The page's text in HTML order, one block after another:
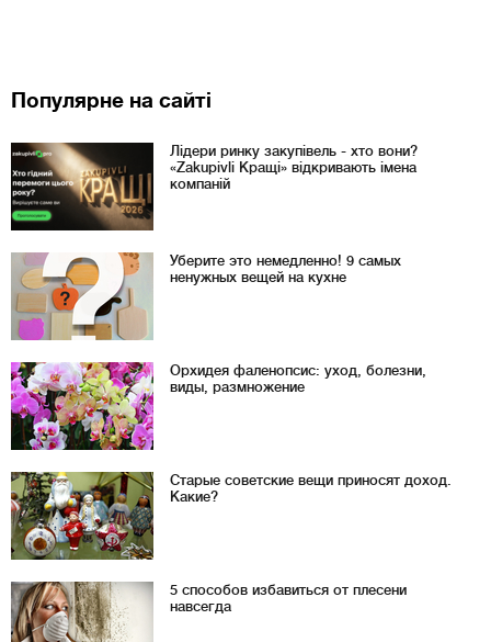
Популярне на сайті
Лідери ринку закупівель - хто вони?
«Zakupivli Кращі» відкривають імена
компаній
Уберите это немедленно! 9 самых
ненужных вещей на кухне
Орхидея фаленопсис: уход, болезни,
виды, размножение
Старые советские вещи приносят доход.
Какие?
5 способов избавиться от плесени
навсегда